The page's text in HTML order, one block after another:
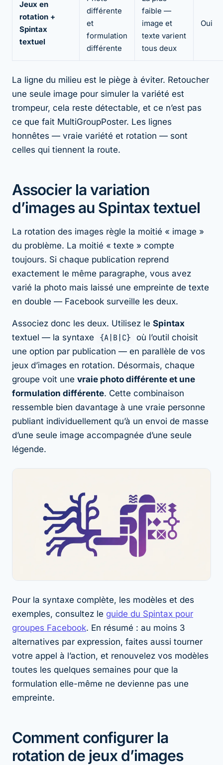
Jeux en
rotation +
Spintax
textuel
différente
et
formulation
différente
faible —
image et
texte varient
tous deux
Oui
La ligne du milieu est le piège à éviter. Retoucher
une seule image pour simuler la variété est
trompeur, cela reste détectable, et ce n’est pas
ce que fait MultiGroupPoster. Les lignes
honnêtes — vraie variété et rotation — sont
celles qui tiennent la route.
Associer la variation
d’images au Spintax textuel
La rotation des images règle la moitié « image »
du problème. La moitié « texte » compte
toujours. Si chaque publication reprend
exactement le même paragraphe, vous avez
varié la photo mais laissé une empreinte de texte
en double — Facebook surveille les deux.
Associez donc les deux. Utilisez le Spintax
textuel — la syntaxe
{A|B|C} où l’outil choisit
une option par publication — en parallèle de vos
jeux d’images en rotation. Désormais, chaque
groupe voit une vraie photo différente et une
formulation différente. Cette combinaison
ressemble bien davantage à une vraie personne
publiant individuellement qu’à un envoi de masse
d’une seule image accompagnée d’une seule
légende.
Pour la syntaxe complète, les modèles et des
exemples, consultez le guide du Spintax pour
groupes Facebook. En résumé : au moins 3
alternatives par expression, faites aussi tourner
votre appel à l’action, et renouvelez vos modèles
toutes les quelques semaines pour que la
formulation elle-même ne devienne pas une
empreinte.
Comment configurer la
rotation de jeux d’images